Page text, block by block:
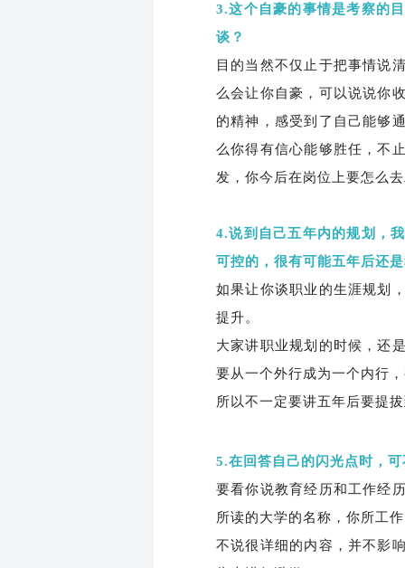
3.这个自豪的事情是考察的
谈？
目的当然不仅止于把事情说
么会让你自豪，可以说说你
的精神，感受到了自己能够
么你得有信心能够胜任，不
发，你今后在岗位上要怎么
4.说到自己五年内的规划，
可控的，很有可能五年后还
如果让你谈职业的生涯规划
提升。
大家讲职业规划的时候，还
要从一个外行成为一个内行
所以不一定要讲五年后要提
5.在回答自己的闪光点时，
要看你说教育经历和工作经
所读的大学的名称，你所工
不说很详细的内容，并不影